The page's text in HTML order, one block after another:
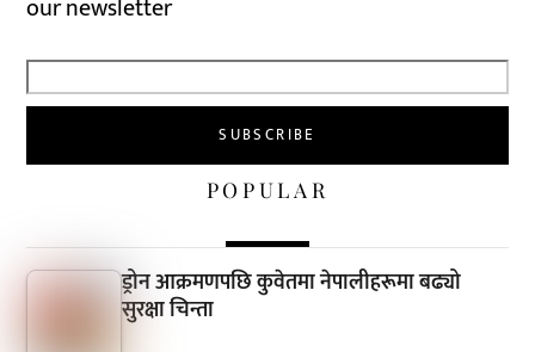
our newsletter
POPULAR
ड्रोन आक्रमणपछि कुवेतमा नेपालीहरूमा बढ्यो
सुरक्षा चिन्ता